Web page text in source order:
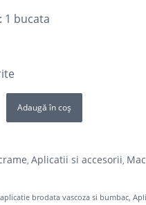
1 bucata
Adaugă în coș
, Aplicatii si accesorii,
aplicatie brodata vascoza si bumbac,